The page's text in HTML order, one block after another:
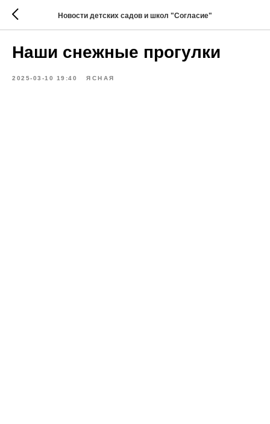
Новости детских садов и школ "Согласие"
Наши снежные прогулки
2025-03-10 19:40 ЯСНАЯ